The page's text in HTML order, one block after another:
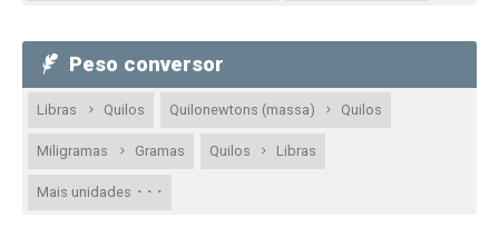
Peso conversor
Libras Quilos Quilonewtons (massa) Quilos
Miligramas Gramas Quilos Libras
Mais unidades · · ·